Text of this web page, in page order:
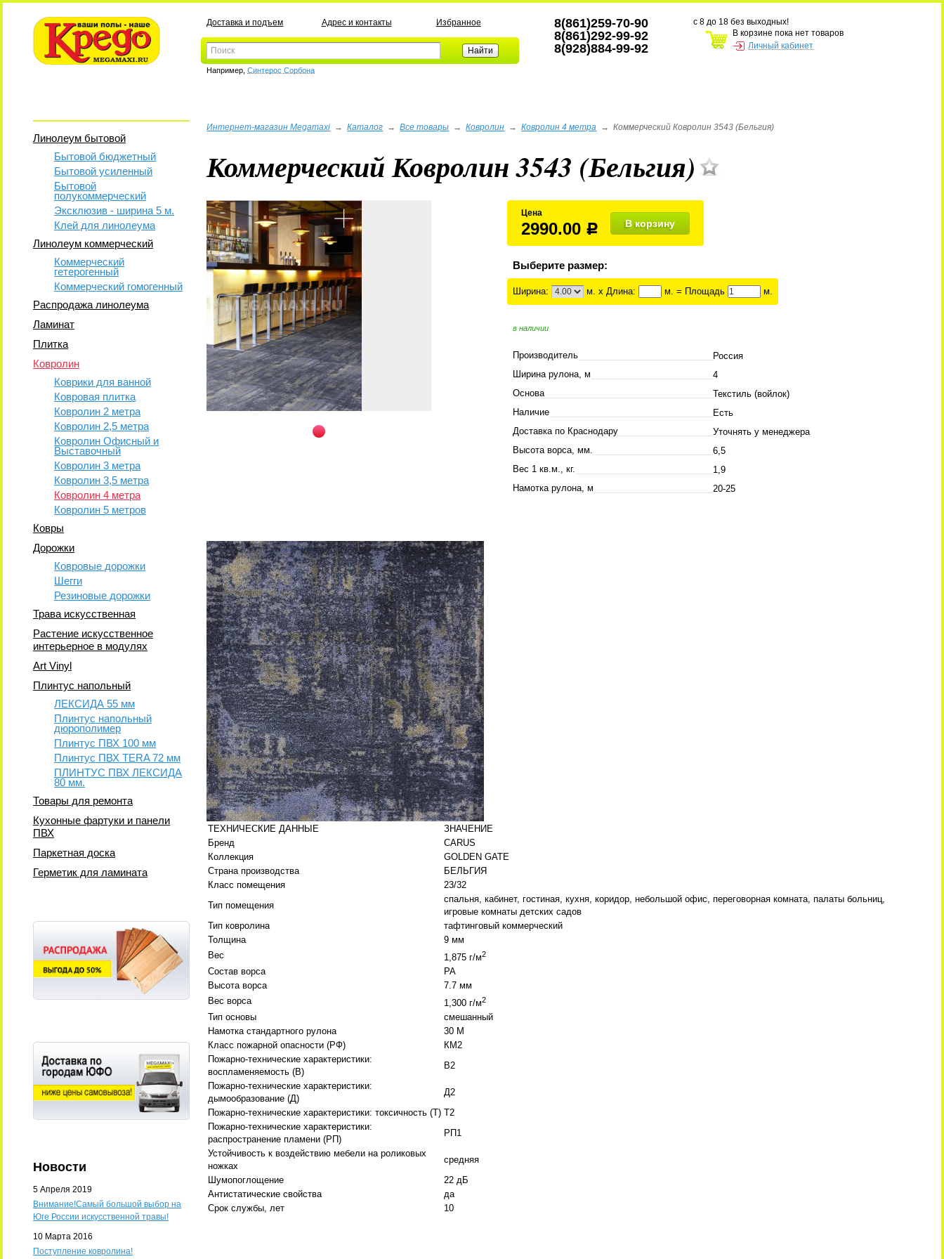
Доставка и подъем Адрес и контакты Избранное
Например,Синтерос Сорбона
8(861)259-70-90
8(861)292-99-92
8(928)884-99-92
с 8 до 18 без выходных!
В корзине пока нет товаров
Личный кабинет
Линолеум бытовой
Бытовой бюджетный
Бытовой усиленный
Бытовой
полукоммерческий
Эксклюзив - ширина 5 м.
Клей для линолеума
Линолеум коммерческий
Коммерческий
гетерогенный
Коммерческий гомогенный
Распродажа линолеума
Ламинат
Плитка
Ковролин
Коврики для ванной
Ковровая плитка
Ковролин 2 метра
Ковролин 2,5 метра
Ковролин Офисный и
Выставочный
Ковролин 3 метра
Ковролин 3,5 метра
Ковролин 4 метра
Ковролин 5 метров
Ковры
Дорожки
Ковровые дорожки
Шегги
Резиновые дорожки
Трава искусственная
Растение искусственное
интерьерное в модулях
Art Vinyl
Плинтус напольный
ЛЕКСИДА 55 мм
Плинтус напольный
дюрополимер
Плинтус ПВХ 100 мм
Плинтус ПВХ TERA 72 мм
ПЛИНТУС ПВХ ЛЕКСИДА
80 мм.
Товары для ремонта
Кухонные фартуки и панели
ПВХ
Паркетная доска
Герметик для ламината
Новости
5 Апреля 2019
Внимание!Самый большой выбор на
Юге России искусственной травы!
10 Марта 2016
Поступление ковролина!
Интернет-магазин Megamaxi →Каталог →Все товары →Ковролин →Ковролин 4 метра →Коммерческий Ковролин 3543 (Бельгия)
Коммерческий Ковролин 3543 (Бельгия)
Цена
2990.00 Р В корзину
Выберите размер:
Ширина: м. x Длина: м. = Площадь м.
в наличии
Производитель
Россия
Ширина рулона, м
4
Основа
Текстиль (войлок)
Наличие
Есть
Доставка по Краснодару
Уточнять у менеджера
Высота ворса, мм.
6,5
Вес 1 кв.м., кг.
1,9
Намотка рулона, м
20-25
ТЕХНИЧЕСКИЕ ДАННЫЕ
ЗНАЧЕНИЕ
Бренд
CARUS
Коллекция
GOLDEN GATE
Страна производства
БЕЛЬГИЯ
Класс помещения
23/32
Тип помещения
спальня, кабинет, гостиная, кухня, коридор, небольшой офис, переговорная комната, палаты больниц,
игровые комнаты детских садов
Тип ковролина
тафтинговый коммерческий
Толщина
9 мм
Вес
1,875 г/м2
Состав ворса
PA
Высота ворса
7.7 мм
Вес ворса
1,300 г/м2
Тип основы
смешанный
Намотка стандартного рулона
30 М
Класс пожарной опасности (РФ)
КМ2
Пожарно-технические характеристики:
воспламеняемость (В)
В2
Пожарно-технические характеристики:
дымообразование (Д)
Д2
Пожарно-технические характеристики: токсичность (Т) Т2
Пожарно-технические характеристики:
распространение пламени (РП)
РП1
Устойчивость к воздействию мебели на роликовых
ножках
средняя
Шумопоглощение
22 дБ
Антистатические свойства
да
Срок службы, лет
10